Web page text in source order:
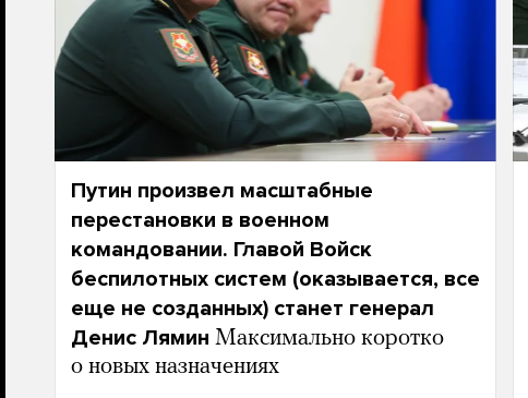
Путин произвел масштабные
перестановки в военном
командовании. Главой Войск
беспилотных систем (оказывается, все
еще не созданных) станет генерал
Денис Лямин Максимально коротко
о новых назначениях